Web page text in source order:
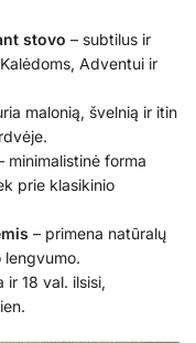
stovo – subtilus ir
Adventui ir
malonią, švelnią ir itin
minimalistinė forma
prie klasikinio
– primena natūralų
lengvumo.
ir 18 val. ilsisi,